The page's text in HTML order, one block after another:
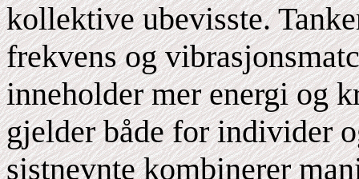
kollektive ubevisste.
frekvens og
inneholder mer energi og
gjelder både for individer
sistnevnte kombinerer